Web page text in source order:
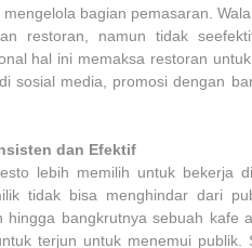
bagian pemasaran.
restoran, namun tidak
hal ini memaksa restoran
sosial media, promosi dengan
dan Efektif
lebih memilih untuk bekerja
tidak bisa menghindar dari
hingga bangkrutnya sebuah kafe
terjun untuk menemui publik.